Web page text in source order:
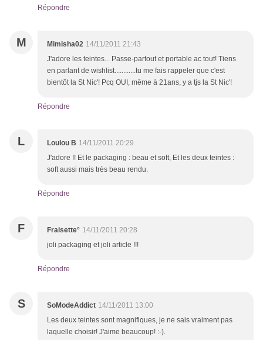
Répondre
M Mimisha02 14/11/2011 21:43
J'adore les teintes... Passe-partout et portable ac tout! Tiens
en parlant de wishlist............tu me fais rappeler que c'est
bientôt la St Nic'! Pcq OUI, même à 21ans, y a tjs la St Nic'!
Répondre
L Loulou B 14/11/2011 20:29
J'adore !! Et le packaging : beau et soft, Et les deux teintes :
soft aussi mais très beau rendu.
Répondre
F Fraisette° 14/11/2011 20:28
joli packaging et joli article !!!
Répondre
S SoModeAddict 14/11/2011 13:00
Les deux teintes sont magnifiques, je ne sais vraiment pas
laquelle choisir! J'aime beaucoup! :-).